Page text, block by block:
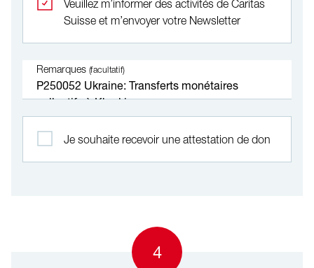
Veuillez m’informer des activités de Caritas
Suisse et m’envoyer votre Newsletter
Remarques (facultatif)
Je souhaite recevoir une attestation de don
4